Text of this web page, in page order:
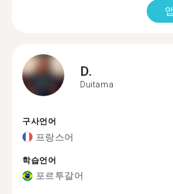
D.
Duitama
구사언어
프랑스어
학습언어
포르투갈어